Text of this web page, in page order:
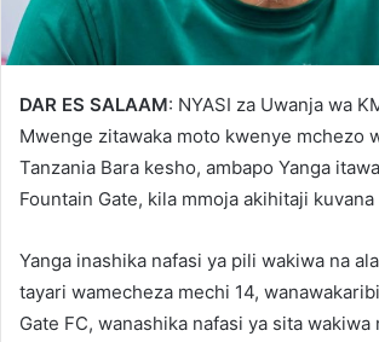
DAR ES SALAAM: NYASI za Uwanja wa
Mwenge zitawaka moto kwenye mchezo
Tanzania Bara kesho, ambapo Yanga
Fountain Gate, kila mmoja akihitaji kuvana
Yanga inashika nafasi ya pili wakiwa na
tayari wamecheza mechi 14,
Gate FC, wanashika nafasi ya sita wakiwa